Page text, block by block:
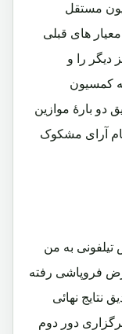
مستقل
های قبلی
دیگر را و
کمسیون
دو بارۀ موازین
آرای مشکوک
تیلفونی به من
فروپاشی رفته
نتایج نهائی
دور دوم